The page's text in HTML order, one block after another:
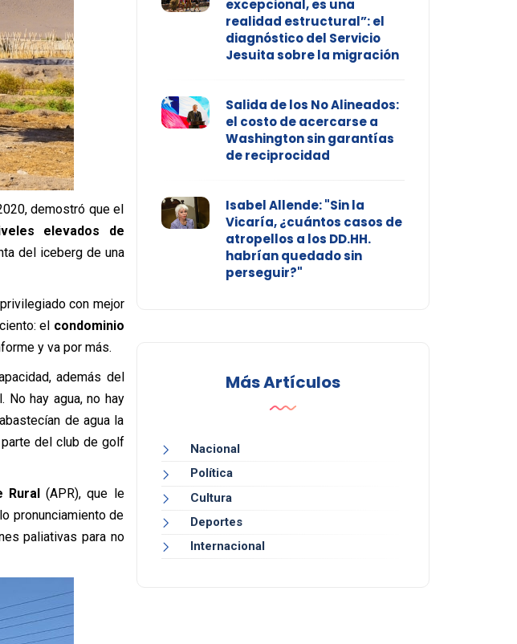
demostró que el
elevados de
del iceberg de una
con mejor
el condominio
y va por más.
además del
No hay agua, no hay
de agua la
del club de golf
Rural (APR), que le
pronunciamiento de
paliativas para no
excepcional, es una
realidad estructural”: el
diagnóstico del Servicio
Jesuita sobre la migración
Salida de los No Alineados:
el costo de acercarse a
Washington sin garantías
de reciprocidad
Isabel Allende: "Sin la
Vicaría, ¿cuántos casos de
atropellos a los DD.HH.
habrían quedado sin
perseguir?"
Más Artículos
Nacional
Política
Cultura
Deportes
Internacional